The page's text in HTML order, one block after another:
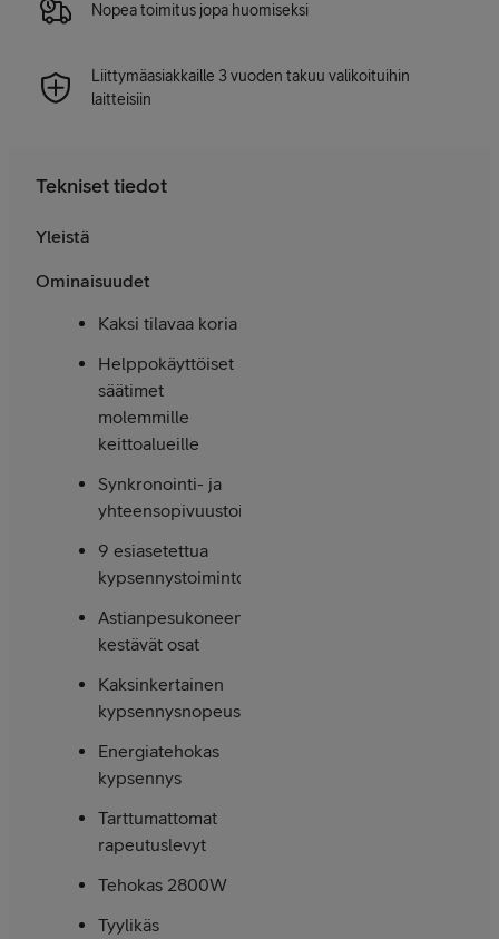
Nopea toimitus jopa huomiseksi
Liittymäasiakkaille 3 vuoden takuu valikoituihin
laitteisiin
Tekniset tiedot
Yleistä
Ominaisuudet
Kaksi tilavaa koria
Helppokäyttöiset
säätimet
molemmille
keittoalueille
Synkronointi- ja
yhteensopivuustoiminnot
9 esiasetettua
kypsennystoimintoa
Astianpesukoneen
kestävät osat
Kaksinkertainen
kypsennysnopeus
Energiatehokas
kypsennys
Tarttumattomat
rapeutuslevyt
Tehokas 2800W
Tyylikäs